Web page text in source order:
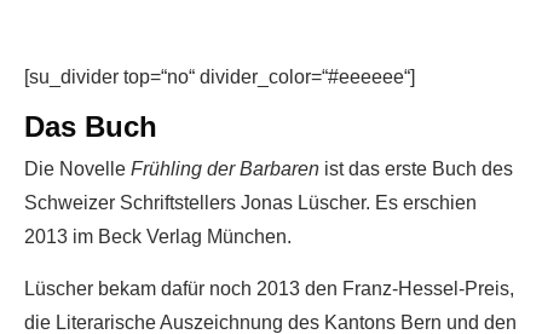
[su_divider top=“no“ divider_color=“#eeeeee“]
Das Buch
Die Novelle Frühling der Barbaren ist das erste Buch des
Schweizer Schriftstellers Jonas Lüscher. Es erschien
2013 im Beck Verlag München.
Lüscher bekam dafür noch 2013 den Franz-Hessel-Preis,
die Literarische Auszeichnung des Kantons Bern und den